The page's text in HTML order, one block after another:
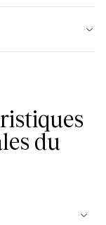
du